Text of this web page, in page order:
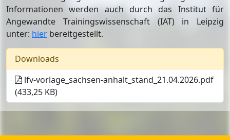
Informationen werden auch durch das Institut für
Angewandte Trainingswissenschaft (IAT) in Leipzig
unter: hier bereitgestellt.
Downloads
lfv-vorlage_sachsen-anhalt_stand_21.04.2026.pdf
(433,25 KB)